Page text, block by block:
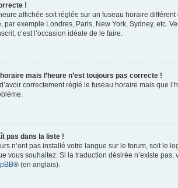
!
affichée soit réglée sur un fuseau horaire
par exemple Londres, Paris, New York, Sydney, etc.
c’est l’occasion idéale de le faire.
mais l’heure n’est toujours pas correcte !
correctement réglé le fuseau horaire mais que
pas dans la liste !
n’ont pas installé votre langue sur le forum, soit le
vous souhaitez. Si la traduction désirée n’existe
® (en anglais).